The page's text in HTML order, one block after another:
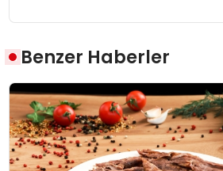
Benzer Haberler